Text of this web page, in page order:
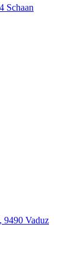
Schaan
9490 Vaduz